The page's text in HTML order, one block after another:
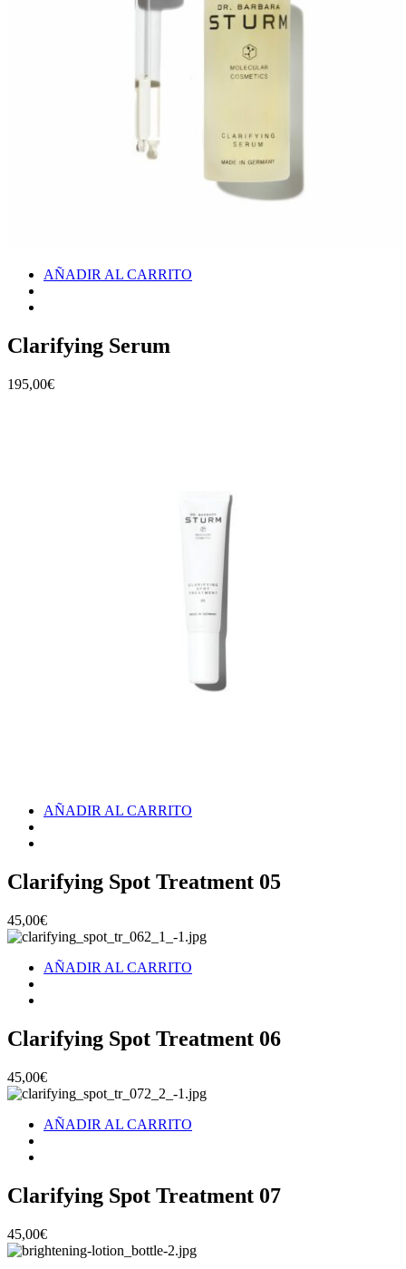
AÑADIR AL CARRITO
Clarifying Serum
195,00€
AÑADIR AL CARRITO
Clarifying Spot Treatment 05
45,00€
AÑADIR AL CARRITO
Clarifying Spot Treatment 06
45,00€
AÑADIR AL CARRITO
Clarifying Spot Treatment 07
45,00€